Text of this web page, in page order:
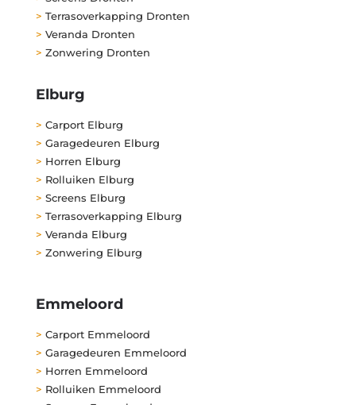
> Terrasoverkapping Dronten
> Veranda Dronten
> Zonwering Dronten
Elburg
> Carport Elburg
> Garagedeuren Elburg
> Horren Elburg
> Rolluiken Elburg
> Screens Elburg
> Terrasoverkapping Elburg
> Veranda Elburg
> Zonwering Elburg
Emmeloord
> Carport Emmeloord
> Garagedeuren Emmeloord
> Horren Emmeloord
> Rolluiken Emmeloord